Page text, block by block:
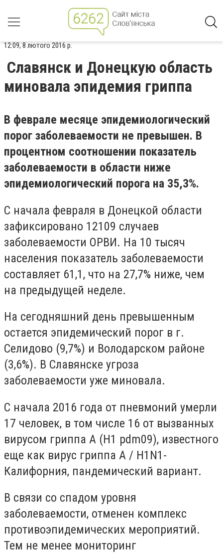
12:09, 8 лютого 2016 р.
Славянск и Донецкую область
миновала эпидемия гриппа
В феврале месяце эпидемиологический
порог заболеваемости не превышен. В
процентном соотношении показатель
заболеваемости в области ниже
эпидемиологический порога на 35,3%.
С начала февраля в Донецкой области
зафиксировано 12109 случаев
заболеваемости ОРВИ. На 10 тысяч
населения показатель заболеваемости
составляет 61,1, что на 27,7% ниже, чем
на предыдущей неделе.
На сегодняшний день превышенным
остается эпидемический порог в г.
Селидово (9,7%) и Володарском районе
(3,6%). В Славянске угроза
заболеваемости уже миновала.
С начала 2016 года от пневмоний умерли
17 человек, в том числе 16 от вызванных
вирусом гриппа А (H1 pdm09), известного
еще как вирус гриппа А / H1N1-
Калифорния, пандемический вариант.
В связи со спадом уровня
заболеваемости, отменен комплекс
противоэпидемических мероприятий.
Тем не менее мониторинг